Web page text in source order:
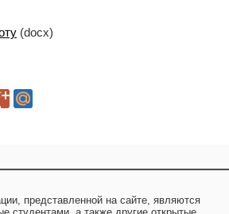
(docx)
представленной на сайте, являются